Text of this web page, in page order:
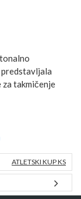
predstavljala
za takmičenje
ATLETSKI KUP KS